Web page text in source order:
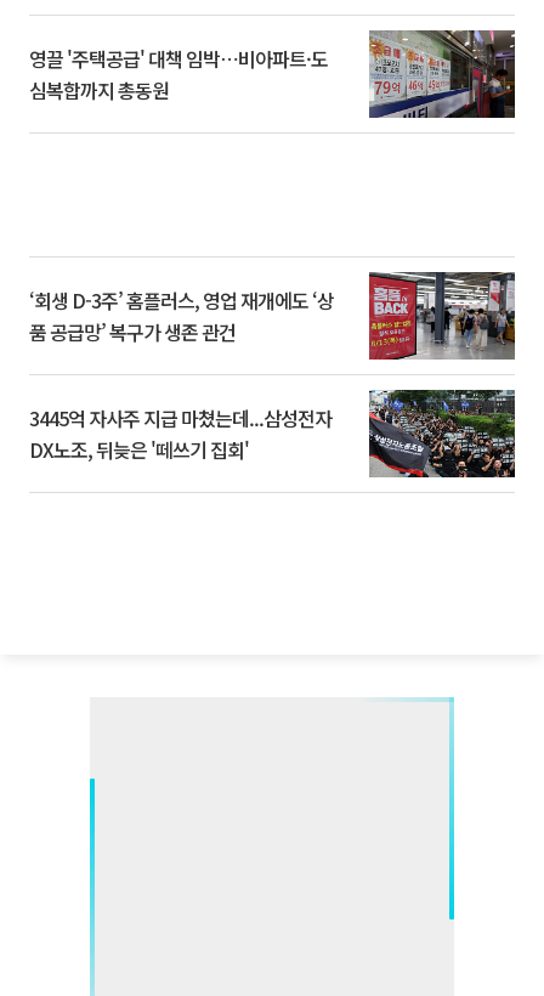
영끌 '주택공급' 대책 임박⋯비아파트·도
심복합까지 총동원
‘회생 D-3주’ 홈플러스, 영업 재개에도 ‘상
품 공급망’ 복구가 생존 관건
3445억 자사주 지급 마쳤는데...삼성전자
DX노조, 뒤늦은 '떼쓰기 집회'